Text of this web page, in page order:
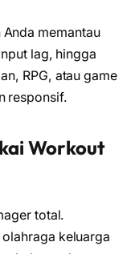
memantau
lag, hingga
RPG, atau game
responsif.
Workout
total.
keluarga